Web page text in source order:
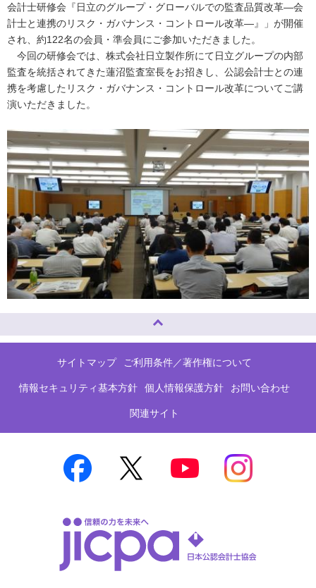
会計士研修会『日立のグループ・グローバルでの監査品質改革―会
計士と連携のリスク・ガバナンス・コントロール改革―』」が開催
され、約122名の会員・準会員にご参加いただきました。
今回の研修会では、株式会社日立製作所にて日立グループの内部
監査を統括されてきた蓮沼監査室長をお招きし、公認会計士との連
携を考慮したリスク・ガバナンス・コントロール改革についてご講
演いただきました。
サイトマップ ご利用条件／著作権について
情報セキュリティ基本方針 個人情報保護方針 お問い合わせ
関連サイト